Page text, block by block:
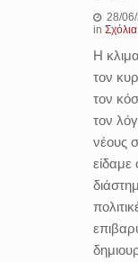
28/
in Σχόλια
Η
τον
τον
τον
νέους
είδαμε